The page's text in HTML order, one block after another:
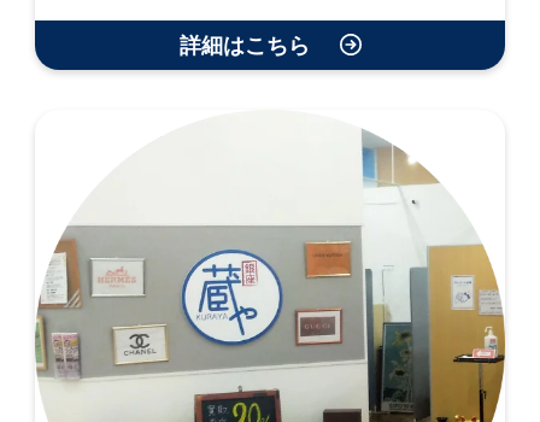
詳細はこちら